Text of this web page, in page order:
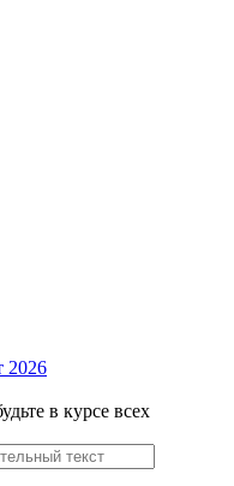
2026
в курсе всех